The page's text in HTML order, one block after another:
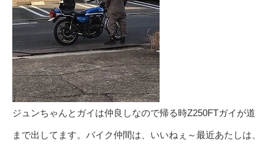
ジュンちゃんとガイは仲良しなので帰る時Z250FTガイが道
まで出してます。バイク仲間は、いいねぇ～最近あたしは、